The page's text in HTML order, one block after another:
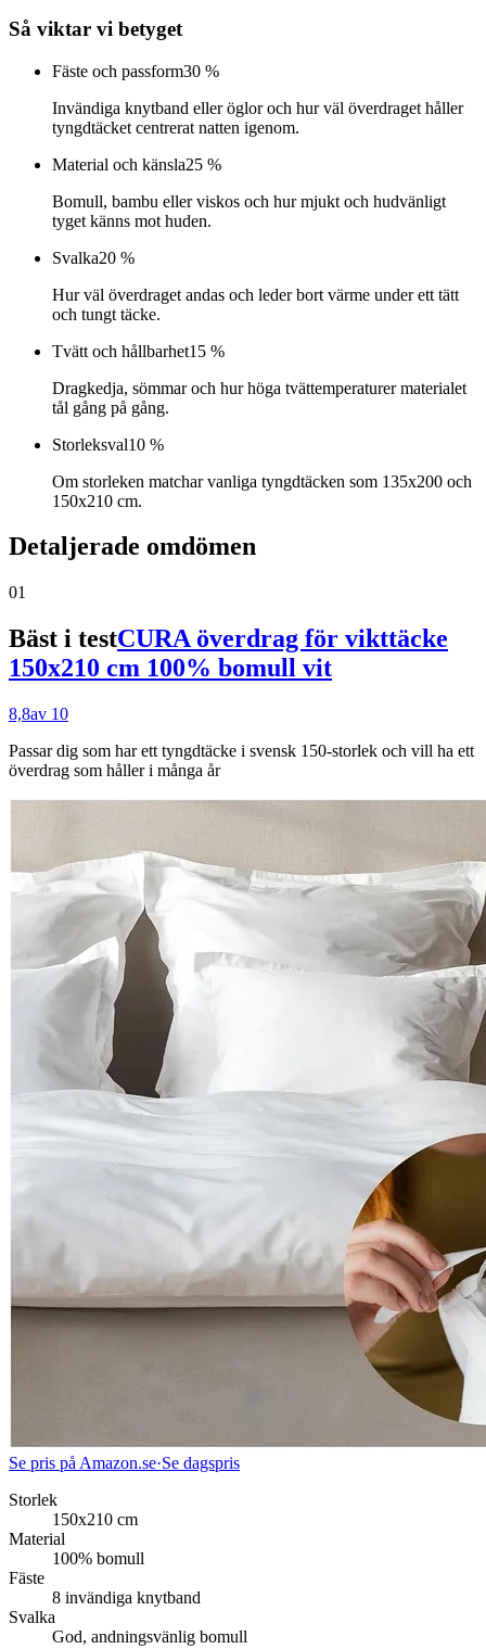
Så viktar vi betyget
Fäste och passform30 %
Invändiga knytband eller öglor och hur väl överdraget håller
tyngdtäcket centrerat natten igenom.
Material och känsla25 %
Bomull, bambu eller viskos och hur mjukt och hudvänligt
tyget känns mot huden.
Svalka20 %
Hur väl överdraget andas och leder bort värme under ett tätt
och tungt täcke.
Tvätt och hållbarhet15 %
Dragkedja, sömmar och hur höga tvättemperaturer materialet
tål gång på gång.
Storleksval10 %
Om storleken matchar vanliga tyngdtäcken som 135x200 och
150x210 cm.
Detaljerade omdömen
01
Bäst i testCURA överdrag för vikttäcke
150x210 cm 100% bomull vit
8,8av 10
Passar dig som har ett tyngdtäcke i svensk 150-storlek och vill ha ett
överdrag som håller i många år
Se pris på Amazon.se·Se dagspris
Storlek
150x210 cm
Material
100% bomull
Fäste
8 invändiga knytband
Svalka
God, andningsvänlig bomull